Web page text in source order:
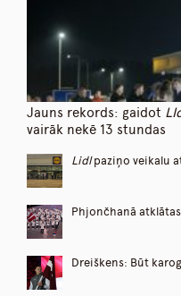
Jauns rekords: gaidot
vairāk nekē 13 stundas
Lidlpaziņo veikalu
Phjončhanā
Dreiškens: Būt